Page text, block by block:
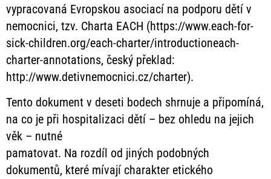
vypracovaná Evropskou asociací na podporu dětí v
nemocnici, tzv. Charta EACH (https://www.each-for-
sick-children.org/each-charter/introductioneach-
charter-annotations, český překlad:
http://www.detivnemocnici.cz/charter).
Tento dokument v deseti bodech shrnuje a připomíná,
na co je při hospitalizaci dětí – bez ohledu na jejich
věk – nutné
pamatovat. Na rozdíl od jiných podobných
dokumentů, které mívají charakter etického